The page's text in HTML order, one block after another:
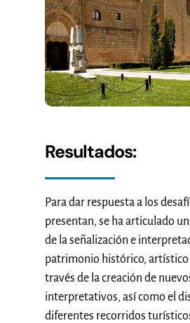
Resultados:
Para dar respuesta a los
presentan, se ha articulado
de la señalización e
patrimonio histórico, artístico
través de la creación de
interpretativos, así como el
diferentes recorridos